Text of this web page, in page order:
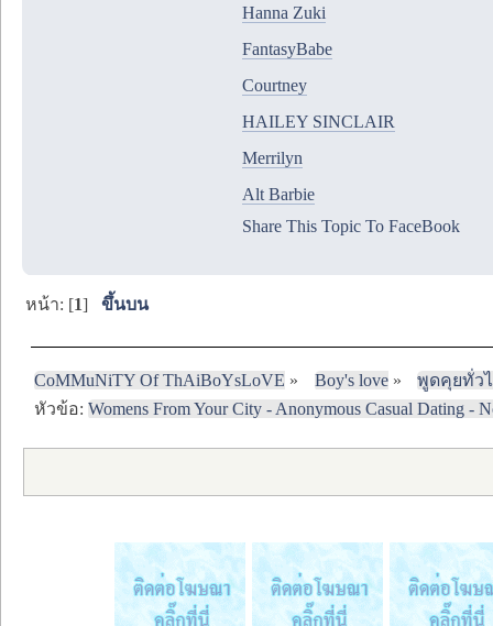
Hanna Zuki
FantasyBabe
Courtney
HAILEY SINCLAIR
Merrilyn
Alt Barbie
Share This Topic To FaceBook
หน้า: [1]ขึ้นบน
CoMMuNiTY Of ThAiBoYsLoVE » Boy's love»
พูดคุยทั่ว
หัวข้อ:Womens From Your City - Anonymous Casual Dating -